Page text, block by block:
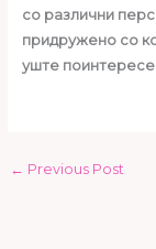
со различни
придружено со
уште
← Previous Post